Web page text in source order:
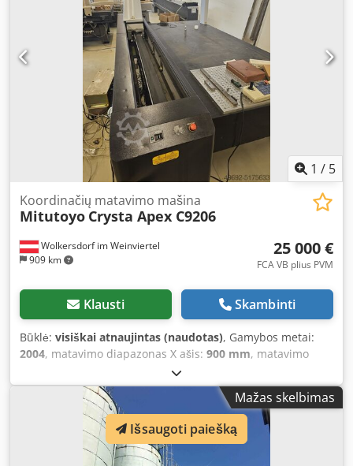
pneumatic controls, piping Belt cleaning via rotating brush
roller and belt scraper blade Mash pump type: AMP 580,
compact design eccentric screw pump Dwjdpfx Asw
Hxrleggoa Press system with APEX 1600 For the extraction
of fruit juices with particularly high yields, featuring an
integrated post-extraction system for pomace Footprint:
3,500 mm x 2,500 mm, equipped with:
1 / 5
Wolkersdorf im Weinviertel
909 km
Koordinačių matavimo mašina
Mitutoyo Crysta Apex C9206
25 000 €
FCA VB plius PVM
Klausti Skambinti
Būklė: visiškai atnaujintas (naudotas), Gamybos metai:
2004, matavimo diapazonas X ašis: 900 mm, matavimo
2 000 mm, matavimo diapazonas Z ašis:
600 mm, Mitutoyo koordinatinė matavimo mašina Crysta
Apex C9206 Matavimo diapazonai: 900x2000x600 mm
Matavimo neapibrėžtis: 1,7 + 3L/1000µm Dwodpfsf S
Tmvex Aggja Mašinos dangtis (Y ašis) pažeistas arba
perdirbtas (už papildomą mokestį), Mechanika tvarkinga.
Mažas skelbimas
Išsaugoti paiešką